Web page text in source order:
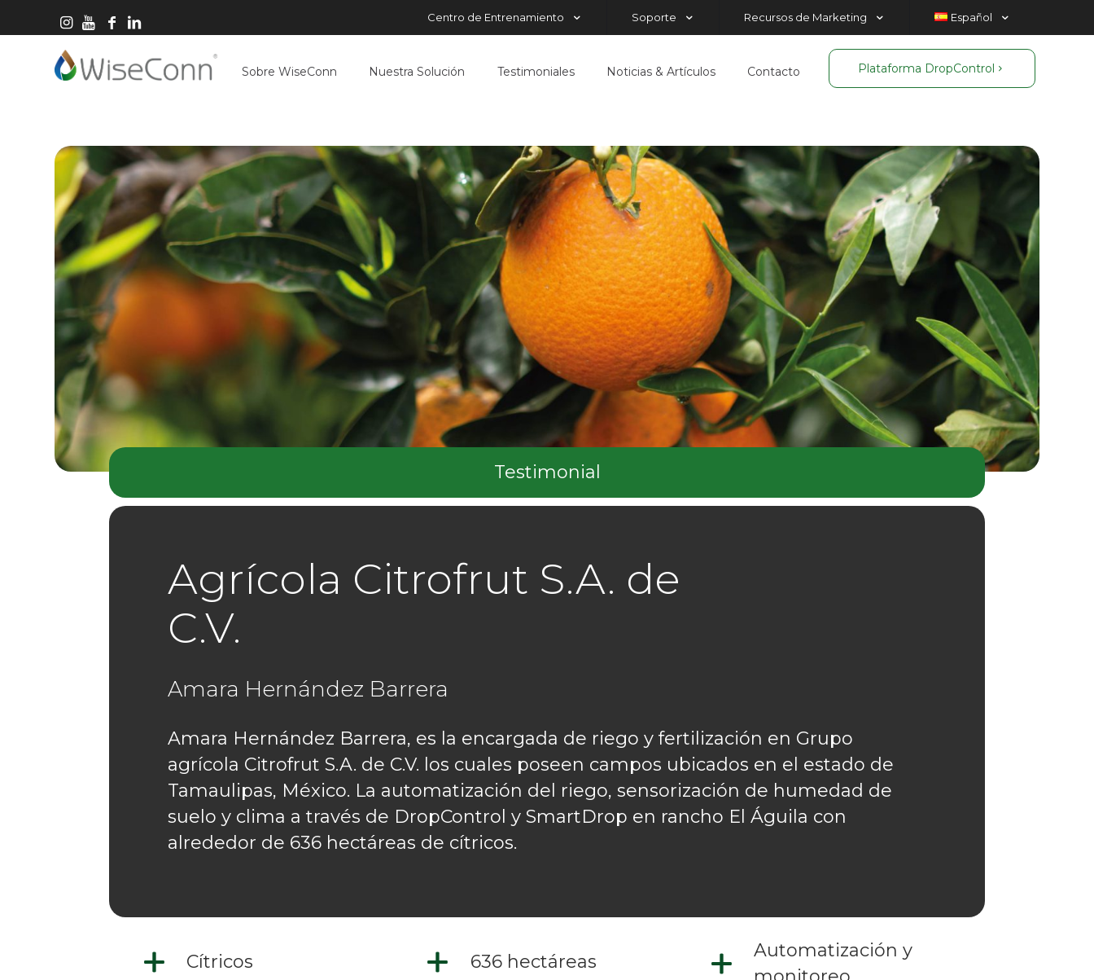
Centro de Entrenamiento Soporte Recursos de Marketing Español
Sobre WiseConn Nuestra Solución Testimoniales Noticias & Artículos Contacto Plataforma DropControl
Testimonial
Agrícola Citrofrut S.A. de
C.V.
Amara Hernández Barrera
Amara Hernández Barrera, es la encargada de riego y fertilización en Grupo
agrícola Citrofrut S.A. de C.V. los cuales poseen campos ubicados en el estado de
Tamaulipas, México. La automatización del riego, sensorización de humedad de
suelo y clima a través de DropControl y SmartDrop en rancho El Águila con
alrededor de 636 hectáreas de cítricos.
Cítricos 636 hectáreas
Automatización y